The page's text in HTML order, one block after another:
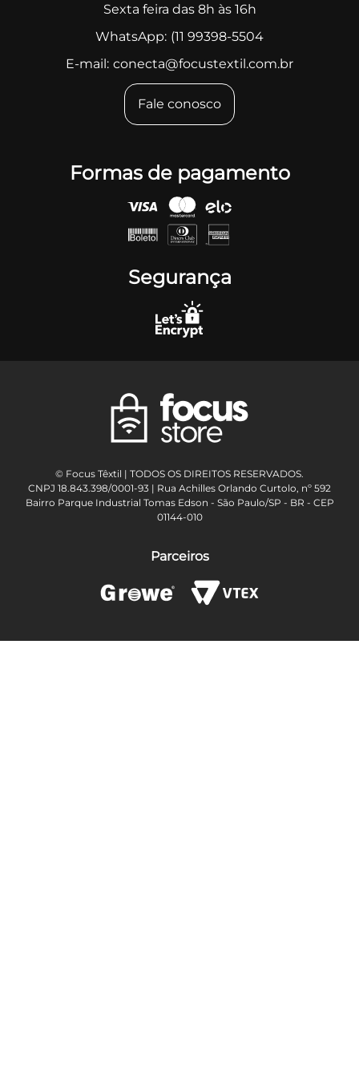
Sexta feira das 8h às 16h
WhatsApp: (11 99398-5504
E-mail: conecta@focustextil.com.br
Fale conosco
Formas de pagamento
Segurança
© Focus Têxtil | TODOS OS DIREITOS RESERVADOS.
CNPJ 18.843.398/0001-93 | Rua Achilles Orlando Curtolo, nº 592
Bairro Parque Industrial Tomas Edson - São Paulo/SP - BR - CEP
01144-010
Parceiros